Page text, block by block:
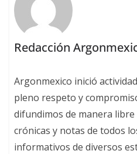
Redacción
Argonmexico inició
pleno respeto y
difundimos de manera
crónicas y notas de todos
informativos de diversos